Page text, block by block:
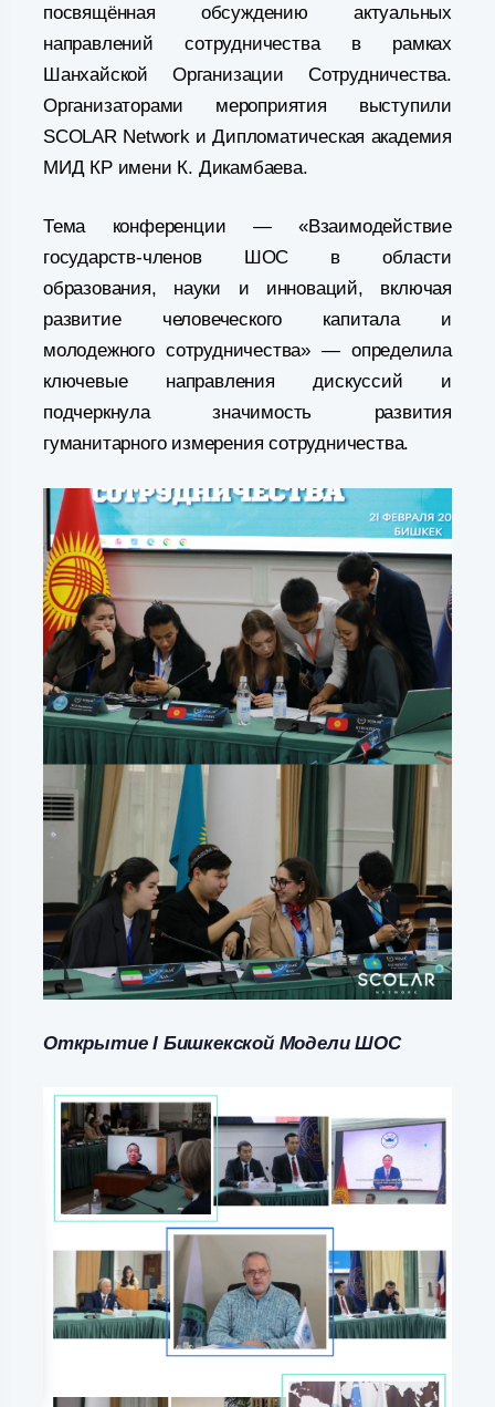
посвящённая обсуждению актуальных
направлений сотрудничества в рамках
Шанхайской Организации Сотрудничества.
Организаторами мероприятия выступили
SCOLAR Network и Дипломатическая академия
МИД КР имени К. Дикамбаева.
Тема конференции — «Взаимодействие
государств-членов ШОС в области
образования, науки и инноваций, включая
развитие человеческого капитала и
молодежного сотрудничества» — определила
ключевые направления дискуссий и
подчеркнула значимость развития
гуманитарного измерения сотрудничества.
Открытие I Бишкекской Модели ШОС